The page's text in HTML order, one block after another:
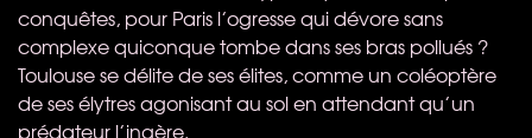
conquêtes, pour Paris l’ogresse qui dévore sans
complexe quiconque tombe dans ses bras pollués ?
Toulouse se délite de ses élites, comme un coléoptère
de ses élytres agonisant au sol en attendant qu’un
prédateur l’ingère.